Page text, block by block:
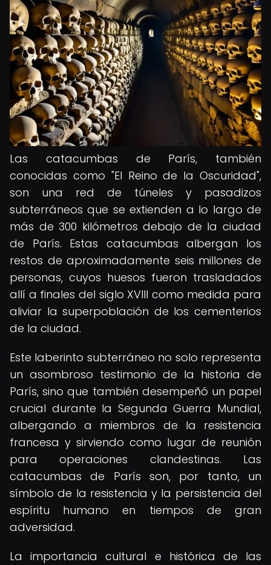
Las catacumbas de París, también
conocidas como "El Reino de la Oscuridad",
son una red de túneles y pasadizos
subterráneos que se extienden a lo largo de
más de 300 kilómetros debajo de la ciudad
de París. Estas catacumbas albergan los
restos de aproximadamente seis millones de
personas, cuyos huesos fueron trasladados
allí a finales del siglo XVIII como medida para
aliviar la superpoblación de los cementerios
de la ciudad.
Este laberinto subterráneo no solo representa
un asombroso testimonio de la historia de
París, sino que también desempeñó un papel
crucial durante la Segunda Guerra Mundial,
albergando a miembros de la resistencia
francesa y sirviendo como lugar de reunión
para operaciones clandestinas. Las
catacumbas de París son, por tanto, un
símbolo de la resistencia y la persistencia del
espíritu humano en tiempos de gran
adversidad.
La importancia cultural e histórica de las